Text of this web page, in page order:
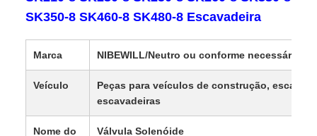
SK350-8 SK460-8 SK480-8 Escavadeira
Marca NIBEWILL/Neutro ou conforme necessário
Veículo
Peças para veículos de construção,
escavadeiras
Nome do Válvula Solenóide